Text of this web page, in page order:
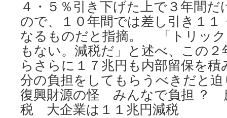
４・５％引き下げた上で３年間
ので、１０年間では差し引き１１
なるものだと指摘。 「トリッ
もない。減税だ」と述べ、この
らさらに１７兆円も内部留保を
分の負担をしてもらうべきだと
復興財源の怪 みんなで負担 ？
税 大企業は１１兆円減税